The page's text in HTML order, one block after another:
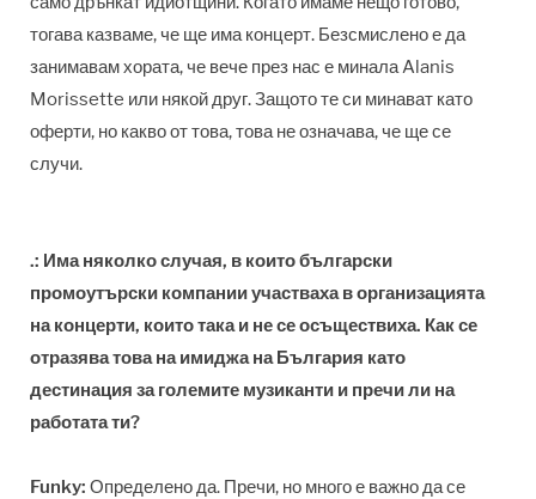
тогава казваме, че ще има концерт. Безсмислено е да
занимавам хората, че вече през нас е минала Alanis
Morissette или някой друг. Защото те си минават като
оферти, но какво от това, това не означава, че ще се
случи.
.: Има няколко случая, в които български
промоутърски компании участваха в организацията
на концерти, които така и не се осъществиха. Как се
отразява това на имиджа на България като
дестинация за големите музиканти и пречи ли на
работата ти?
Funky: Определено да. Пречи, но много е важно да се